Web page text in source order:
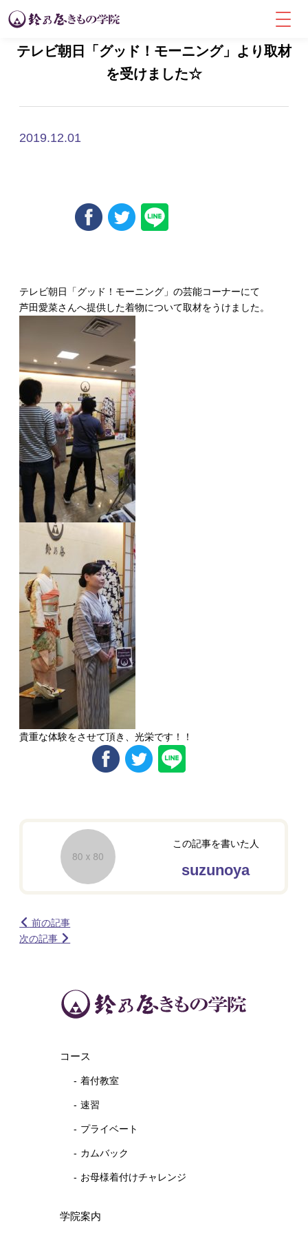
テレビ朝日「グッド！モーニング」より取材
を受けました☆
2019.12.01
テレビ朝日「グッド！モーニング」の芸能コーナーにて
芦田愛菜さんへ提供した着物について取材をうけました。
貴重な体験をさせて頂き、光栄です！！
この記事を書いた人
suzunoya
前の記事
次の記事
コース
着付教室
速習
プライベート
カムバック
お母様着付けチャレンジ
学院案内